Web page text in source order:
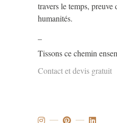
travers le temps, preuve
humanités.
Tissons ce chemin
Contact et devis gratuit